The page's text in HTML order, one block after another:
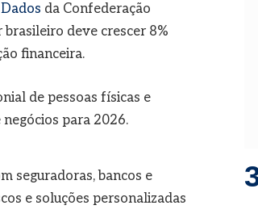
Dados da Confederação
brasileiro deve crescer 8%
financeira.
de pessoas físicas e
para 2026.
seguradoras, bancos e
e soluções personalizadas